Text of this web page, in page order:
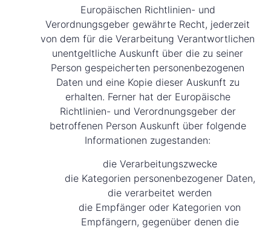
Europäischen Richtlinien- und
Verordnungsgeber gewährte Recht, jederzeit
von dem für die Verarbeitung Verantwortlichen
unentgeltliche Auskunft über die zu seiner
Person gespeicherten personenbezogenen
Daten und eine Kopie dieser Auskunft zu
erhalten. Ferner hat der Europäische
Richtlinien- und Verordnungsgeber der
betroffenen Person Auskunft über folgende
Informationen zugestanden:
die Verarbeitungszwecke
die Kategorien personenbezogener Daten,
die verarbeitet werden
die Empfänger oder Kategorien von
Empfängern, gegenüber denen die